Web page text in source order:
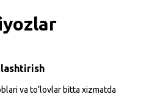
va to‘lovlar bitta xizmatda